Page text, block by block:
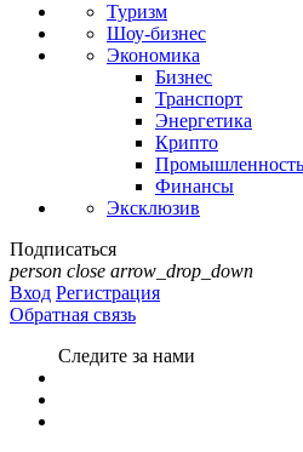
Туризм
Шоу-бизнес
Экономика
Бизнес
Транспорт
Энергетика
Крипто
Промышленность
Финансы
Эксклюзив
Подписаться
person close arrow_drop_down
Вход Регистрация
Обратная связь
Следите за нами